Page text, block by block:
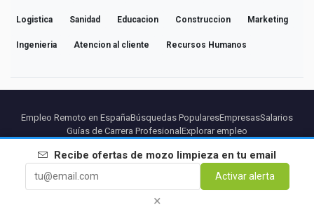
Logistica Sanidad Educacion Construccion Marketing
Ingenieria Atencion al cliente Recursos Humanos
Recibe ofertas de mozo limpieza en tu email
Activar alerta
×
Empleo Remoto en EspañaBúsquedas PopularesEmpresasSalarios
Guías de Carrera Profesional Explorar empleo
PartnersAviso legalPrivacidadTerminosCondiciones Premium
Cancelar Premium
Contacto
© 2026 BEBEE PLATFORM SL - ID ESB84471838